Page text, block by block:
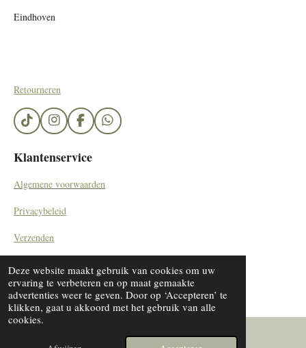
Deze website maakt gebruik van cookies om uw
ervaring te verbeteren en op maat gemaakte
advertenties weer te geven. Door op ‘Accepteren’ te
klikken, gaat u akkoord met het gebruik van alle
cookies.
Eindhoven
Retourneren
T
i
T
k
I
n
t
g
a
F
a
c
e
o
W
h
Klantenservice
Algemene voorwaarden
Privacybeleid
Verzenden
© 2023 - 2024 SieradenByDiana/ by Kemerinkdesign